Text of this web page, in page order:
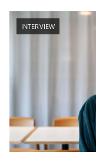
INTERVIEW